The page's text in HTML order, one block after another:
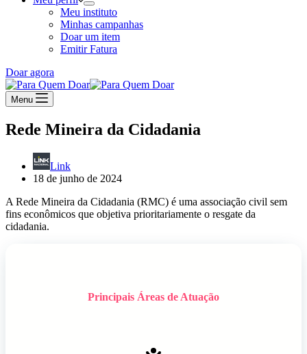
Meu instituto
Minhas campanhas
Doar um item
Emitir Fatura
Doar agora
Menu
Rede Mineira da Cidadania
Link
18 de junho de 2024
A Rede Mineira da Cidadania (RMC) é uma associação civil sem
fins econômicos que objetiva prioritariamente o resgate da
cidadania.
Principais Áreas de Atuação